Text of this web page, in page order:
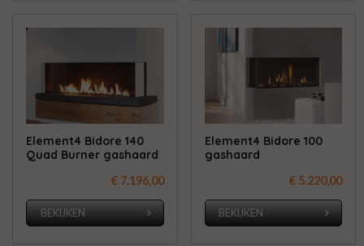
Element4 Bidore 140
Quad Burner gashaard
€ 7.196,00
BEKIJKEN
Element4 Bidore 100
gashaard
€ 5.220,00
BEKIJKEN